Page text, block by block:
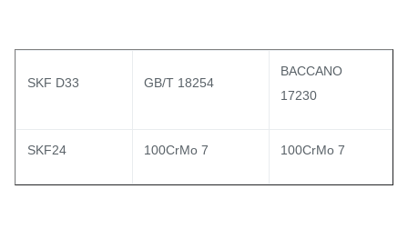
SKF D33 GB/T 18254
BACCANO
17230
SKF24 100CrMo 7 100CrMo 7